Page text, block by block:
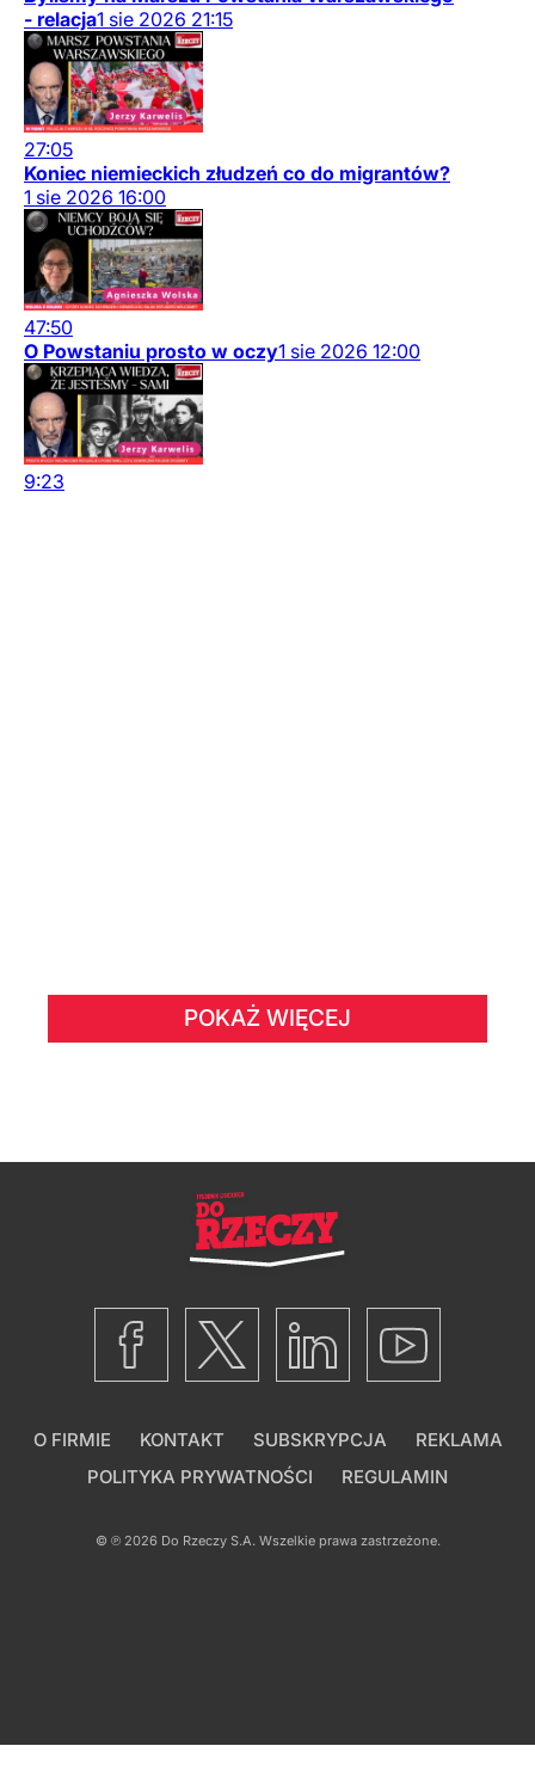
- relacja1 sie 2026 21:15
27:05
Koniec niemieckich złudzeń co do migrantów?
1 sie 2026 16:00
47:50
O Powstaniu prosto w oczy1 sie 2026 12:00
9:23
POKAŻ WIĘCEJ
O FIRMIE KONTAKT SUBSKRYPCJA
REKLAMA
POLITYKA PRYWATNOŚCI
REGULAMIN
© ℗ 2026 Do Rzeczy S.A.Wszelkie prawa zastrzeżone.